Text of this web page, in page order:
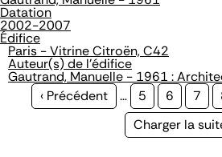
Datation
2002-2007
Édifice
Paris - Vitrine Citroën, C42
Auteur(s) de l'édifice
Gautrand, Manuelle - 1961 :
Page
‹ Précédent … Page
5 Page
6 Page
7
Page
Charger la